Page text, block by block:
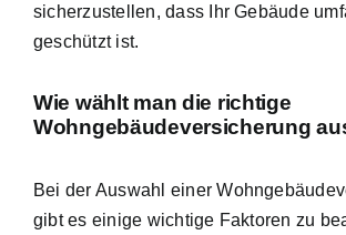
sicherzustellen, dass Ihr Gebäude
geschützt ist.
Wie wählt man die richtige
Wohngebäudeversicherung
Bei der Auswahl einer
gibt es einige wichtige Faktoren zu